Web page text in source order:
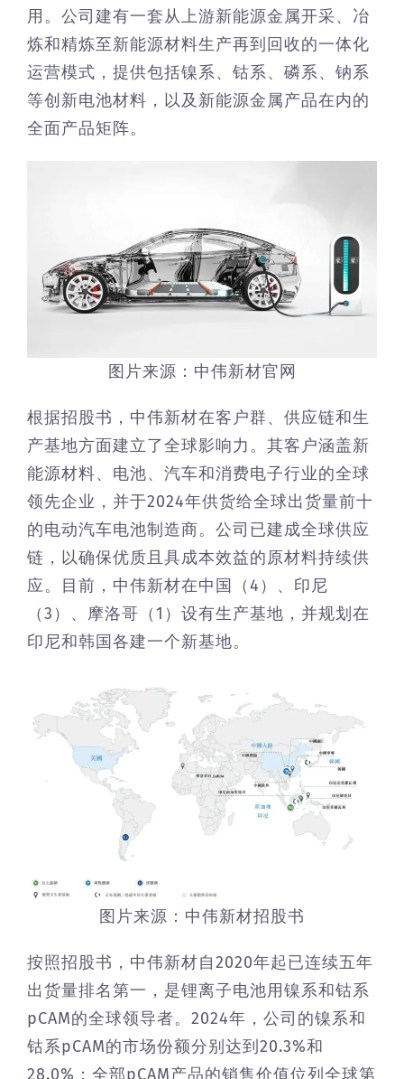
用。公司建有一套从上游新能源金属开采、冶
炼和精炼至新能源材料生产再到回收的一体化
运营模式，提供包括镍系、钴系、磷系、钠系
等创新电池材料，以及新能源金属产品在内的
全面产品矩阵。
图片来源：中伟新材官网
根据招股书，中伟新材在客户群、供应链和生
产基地方面建立了全球影响力。其客户涵盖新
能源材料、电池、汽车和消费电子行业的全球
领先企业，并于2024年供货给全球出货量前十
的电动汽车电池制造商。公司已建成全球供应
链，以确保优质且具成本效益的原材料持续供
应。目前，中伟新材在中国（4）、印尼
（3）、摩洛哥（1）设有生产基地，并规划在
印尼和韩国各建一个新基地。
图片来源：中伟新材招股书
按照招股书，中伟新材自2020年起已连续五年
出货量排名第一，是锂离子电池用镍系和钴系
pCAM的全球领导者。2024年，公司的镍系和
钴系pCAM的市场份额分别达到20.3%和
28.0%；全部pCAM产品的销售价值位列全球第